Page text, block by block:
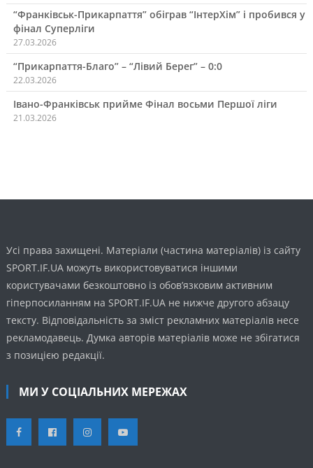
“Франківськ-Прикарпаття” обіграв “ІнтерХім” і пробився у
фінал Суперліги
27.03.2026
“Прикарпаття-Благо” – “Лівий Берег” – 0:0
22.03.2026
Івано-Франківськ прийме Фінал восьми Першої ліги
21.03.2026
Усі права захищені. Матеріали (частина матеріалів) із сайту
SPORT.IF.UA можуть використовуватися іншими
користувачами безкоштовно із обов’язковим активним
гіперпосиланням на SPORT.IF.UA не нижче другого абзацу
тексту. Відповідальність за зміст рекламних матеріалів несе
рекламодавець. Думка авторів матеріалів може не збігатися
з позицією редакції.
МИ У СОЦІАЛЬНИХ МЕРЕЖАХ